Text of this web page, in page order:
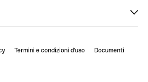
| Notion: come organizzare...
Termini e condizioni d'uso Documenti